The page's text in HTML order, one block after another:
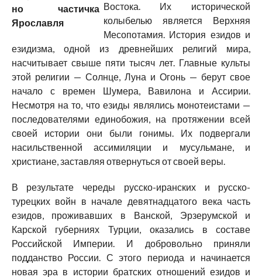
Востока. Их исторической
колыбелью является Верхняя
Месопотамия. История езидов и
езидизма, одной из древнейших религий мира,
насчитывает свыше пяти тысяч лет. Главные культы
этой религии — Солнце, Луна и Огонь — берут свое
начало с времен Шумера, Вавилона и Ассирии.
Несмотря на то, что езиды являлись монотеистами —
последователями единобожия, на протяжении всей
своей истории они были гонимы. Их подвергали
насильственной ассимиляции и мусульмане, и
христиане, заставляя отвернуться от своей веры.
В результате череды русско-иранских и русско-
турецких войн в начале девятнадцатого века часть
езидов, проживавших в Ванской, Эрзерумской и
Карской губерниях Турции, оказались в составе
Российской Империи. И добровольно приняли
подданство России. С этого периода и начинается
новая эра в истории братских отношений езидов и